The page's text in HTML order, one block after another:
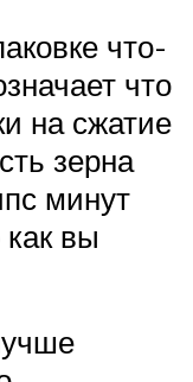
что-
что
на сжатие
зерна
минут
вы